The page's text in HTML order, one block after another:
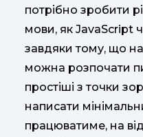
потрібно зробити
мови, як JavaScript
завдяки тому, що
можна розпочати
простіші з точки
написати
працюватиме, на